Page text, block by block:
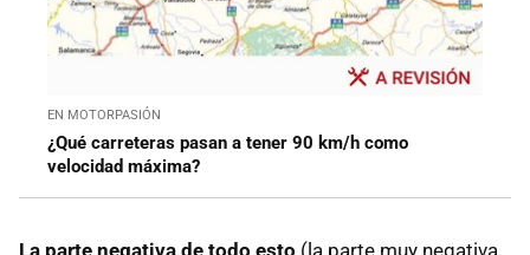
EN MOTORPASIÓN
¿Qué carreteras pasan a tener 90 km/h como
velocidad máxima?